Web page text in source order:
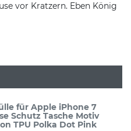
vor Kratzern. Eben König
für Apple iPhone 7
Schutz Tasche Motiv
TPU Polka Dot Pink